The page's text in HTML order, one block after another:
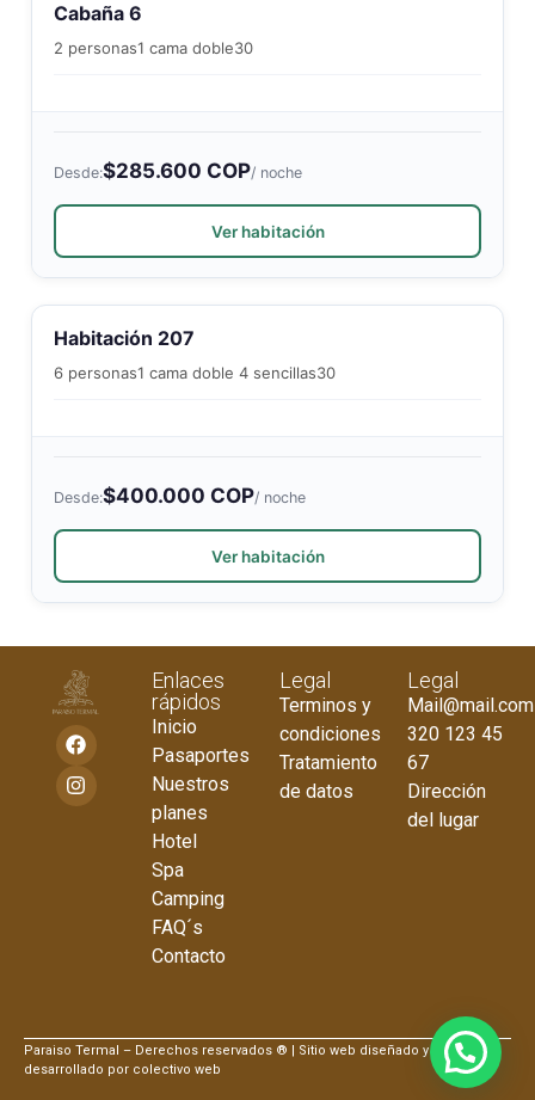
Cabaña 6
2 personas1 cama doble30
Desde:$285.600 COP/ noche
Ver habitación
Habitación 207
6 personas1 cama doble 4 sencillas30
Desde:$400.000 COP/ noche
Ver habitación
Enlaces
rápidos
Inicio
Pasaportes
Nuestros
planes
Hotel
Spa
Camping
FAQ´s
Contacto
Legal
Terminos y
condiciones
Tratamiento
de datos
Legal
Mail@mail.com
320 123 45
67
Dirección
del lugar
Paraiso Termal – Derechos reservados ® | Sitio web diseñado y
desarrollado por colectivo web